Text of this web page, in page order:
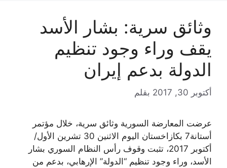
وثائق سرية: بشار الأسد
يقف وراء وجود تنظيم
الدولة بدعم إيران
أكتوبر 30, 2017 بقلم
عرضت المعارضة السورية وثائق سرية، خلال مؤتمر
أستانة7 بكازاخستان اليوم الاثنين 30 تشرين الأول/
أكتوبر 2017، تثبت وقوف رأس النظام السوري بشار
الأسد، وراء وجود تنظيم “الدولة” الإرهابي، بدعم من